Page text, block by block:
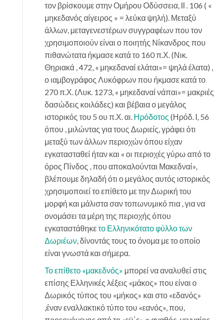
τον βρίσκουμε στην Ομήρου Οδύσσεια, ΙΙ . 106 ( «
μηκεδανός αίγειρος » = λεύκα ψηλή). Μεταξύ
άλλων, μεταγενεστέρων συγγραφέων που τον
χρησιμοποιούν είναι ο ποιητής Νίκανδρος που
πιθανώτατα ήκμασε κατά το 160 π.Χ. (Νικ.
Θηριακά , 472, « μηκεδαναί ελάται»= ψηλά έλατα) ,
ο ιαμβογράφος Λυκόφρων που ήκμασε κατά το
270 π.Χ. (Λυκ. 1273, « μηκεδαναί νάπαι»= μακριές
δασώδεις κοιλάδες) και βέβαια ο μεγάλος
ιστορικός του 5 ου π.Χ. αι. Ηρόδοτος (Ηρόδ. Ι, 56
όπου , μιλώντας για τους Δωριείς, γράφει ότι
μεταξύ των άλλων περιοχών όπου είχαν
εγκατασταθεί ήταν και « οι περιοχές γύρω από το
όρος Πίνδος , που αποκαλούνται Μακεδναί»,
βλέπουμε δηλαδή ότι ο μεγάλος αυτός ιστορικός
χρησιμοποιεί το επίθετο με την Δωρική του
μορφή και μάλιστα σαν τοπωνυμικό πια , για να
ονομάσει τα μέρη της περιοχής όπου
εγκαταστάθηκετο Ελληνικότατο φύλλο των
Δωριέων, δίνοντάς τους το όνομα με το οποίο
είναι γνωστά και σήμερα.
Το επίθετο «μακεδνός» μπορεί να αναλυθεί στις
επίσης Ελληνικές λέξεις «μάκος» που είναι ο
Δωρικός τύπος του «μήκος» και στο «εδανός»
,έναν εναλλακτικό τύπο του «εανός», που,